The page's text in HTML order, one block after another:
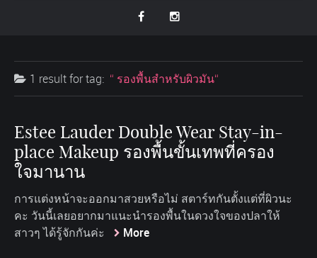
1 result fortag: รองพื้นสำหรับผิวมัน
Estee Lauder Double Wear Stay-in-
place Makeup รองพื้นขั้นเทพที่ครอง
ใจมานาน
การแต่งหน้าจะออกมาสวยหรือไม่ สตาร์ทกันตั้งแต่ที่ผิวนะ
คะ วันนี้เลยอยากมาแนะนำรองพื้นในดวงใจของปลาให้
สาวๆ ได้รู้จักกันค่ะ
More